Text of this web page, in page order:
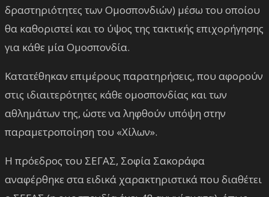
δραστηριότητες των Ομοσπονδιών) μέσω του οποίου
θα καθοριστεί και το ύψος της τακτικής επιχορήγησης
για κάθε μία Ομοσπονδία.
Κατατέθηκαν επιμέρους παρατηρήσεις, που αφορούν
στις ιδιαιτερότητες κάθε ομοσπονδίας και των
αθλημάτων της, ώστε να ληφθούν υπόψη στην
παραμετροποίηση του «Χίλων».
Η πρόεδρος του ΣΕΓΑΣ, Σοφία Σακοράφα
αναφέρθηκε στα ειδικά χαρακτηριστικά που διαθέτει